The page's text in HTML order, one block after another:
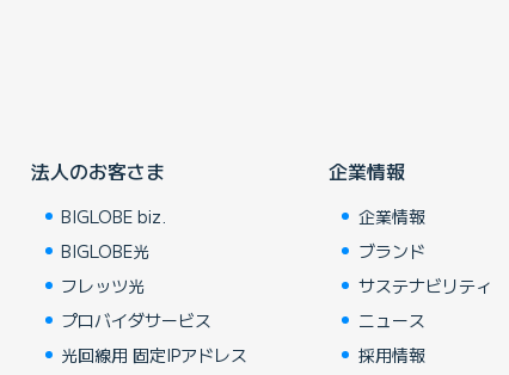
法人のお客さま
BIGLOBE biz.
BIGLOBE光
フレッツ光
プロバイダサービス
光回線用 固定IPアドレス
企業情報
企業情報
ブランド
サステナビリティ
ニュース
採用情報